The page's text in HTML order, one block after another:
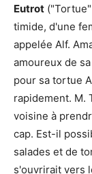
Eutrot
timide, d'une
appelée Alf.
amoureux de
pour sa tortue
rapidement. M.
voisine à
cap. Est-il
salades et de
s'ouvrirait vers